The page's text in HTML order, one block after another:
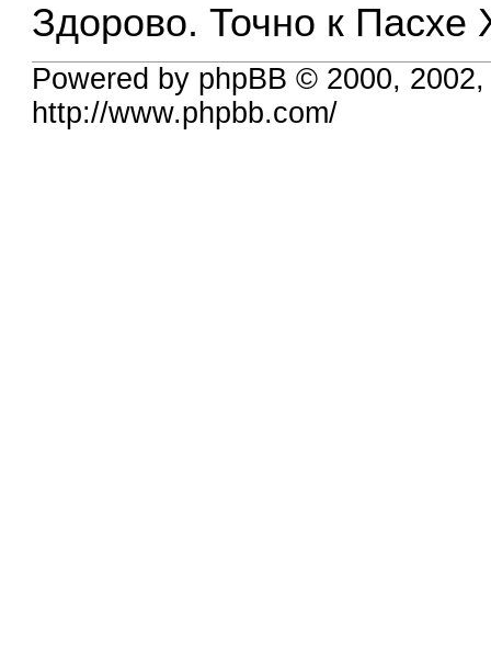
Здорово. Точно к Пасхе
Powered by phpBB © 2000,
http://www.phpbb.com/